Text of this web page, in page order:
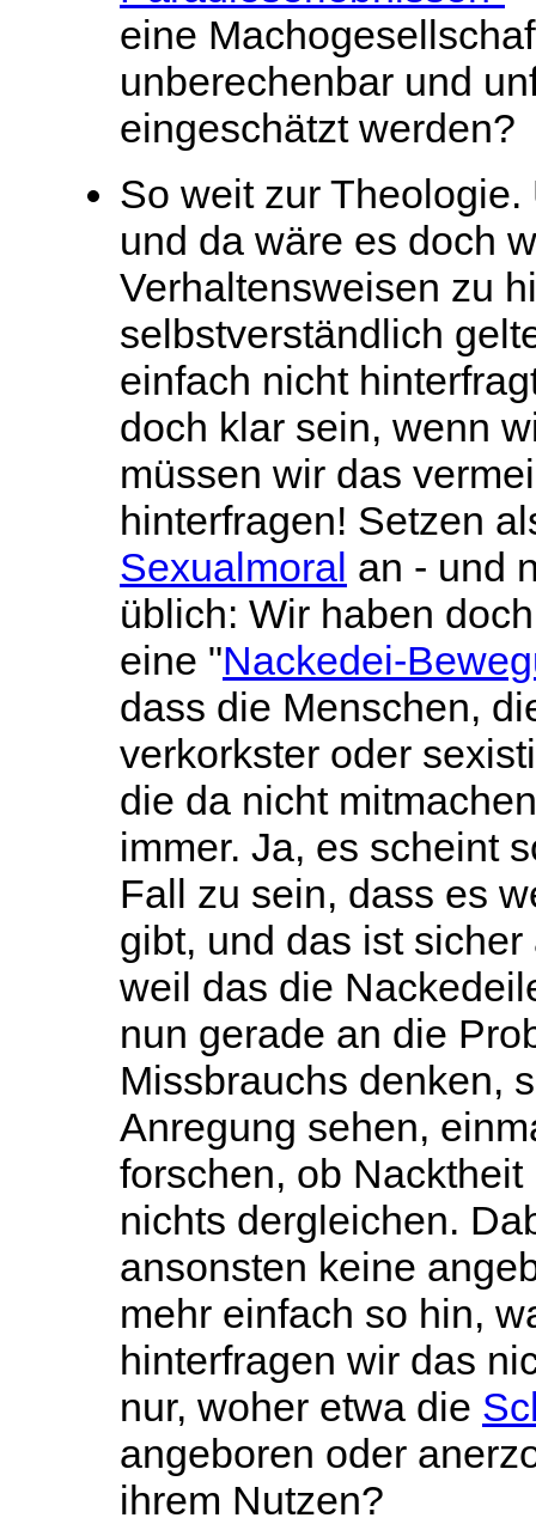
eine
unberechenbar und
eingeschätzt werden?
So weit zur Theologie.
und da wäre es doch
Verhaltensweisen zu
selbstverständlich
einfach nicht
doch klar sein, wenn
müssen wir das
hinterfragen! Setzen
Sexualmoral an - und
üblich: Wir haben
eine "Nackedei-
dass die Menschen,
verkorkster oder
die da nicht
immer. Ja, es scheint
Fall zu sein, dass es
gibt, und das ist
weil das die
nun gerade an die
Missbrauchs denken,
Anregung sehen,
forschen, ob
nichts dergleichen.
ansonsten keine
mehr einfach so hin,
hinterfragen wir das
nur, woher etwa die
angeboren oder
ihrem Nutzen?